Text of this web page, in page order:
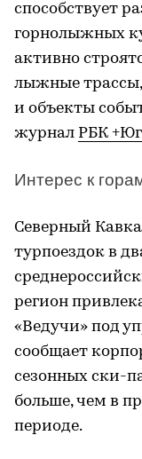
способствует
горнолыжных
активно
лыжные трассы,
и объекты
журнал РБК
Интерес к
Северный
турпоездок в
регион
«Ведучи» под
сообщает
сезонных ски-
больше, чем в
периоде.